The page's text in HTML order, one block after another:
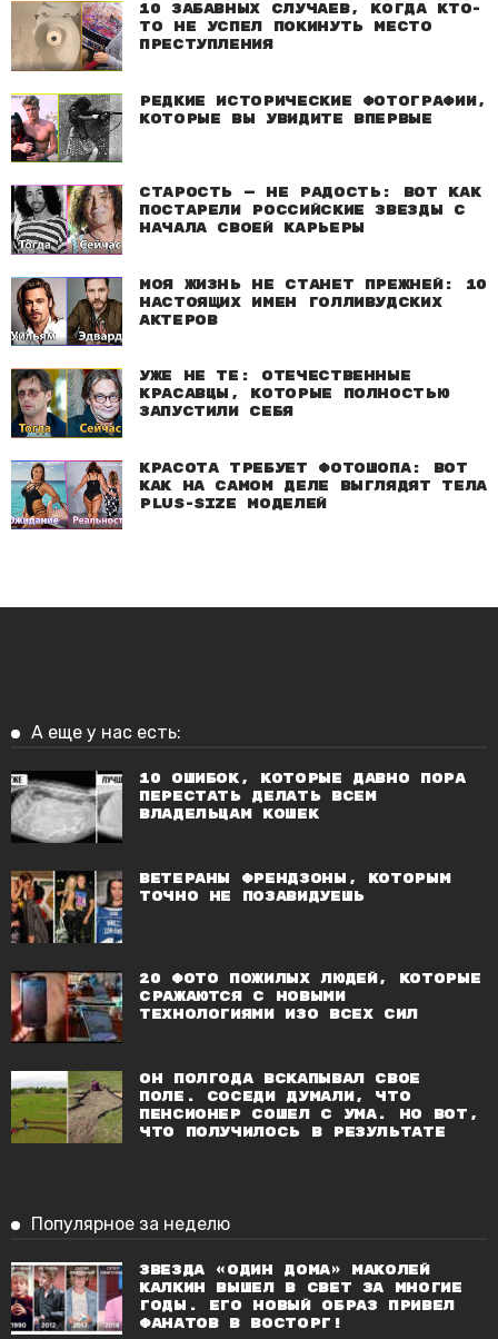
10 забавных случаев, когда кто-
то не успел покинуть место
преступления
Редкие исторические фотографии,
которые вы увидите впервые
Старость — не радость: Вот как
постарели российские звезды с
начала своей карьеры
Моя жизнь не станет прежней: 10
настоящих имен голливудских
актеров
Уже не те: Отечественные
красавцы, которые полностью
запустили себя
Красота требует фотошопа: Вот
как на самом деле выглядят тела
plus-size моделей
А еще у нас есть:
10 ошибок, которые давно пора
перестать делать всем
владельцам кошек
Ветераны френдзоны, которым
точно не позавидуешь
20 фото пожилых людей, которые
сражаются с новыми
технологиями изо всех сил
Он полгода вскапывал свое
поле. Соседи думали, что
пенсионер сошел с ума. Но вот,
что получилось в результате
Популярное за неделю
Звезда «Один дома» Маколей
Калкин вышел в свет за многие
годы. Его новый образ привел
фанатов в восторг!